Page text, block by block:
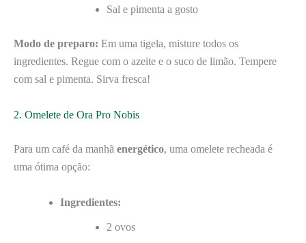
Sal e pimenta a gosto
Modo de preparo: Em uma tigela, misture todos os
ingredientes. Regue com o azeite e o suco de limão. Tempere
com sal e pimenta. Sirva fresca!
2. Omelete de Ora Pro Nobis
Para um café da manhã energético, uma omelete recheada é
uma ótima opção:
Ingredientes:
2 ovos